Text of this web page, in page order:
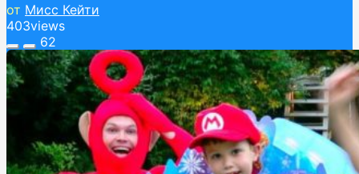
от Мисс Кейти
403views
62